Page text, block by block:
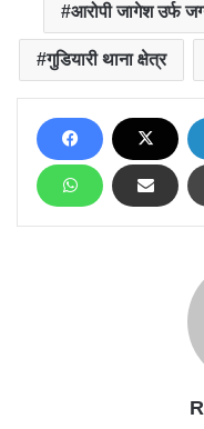
आरोपी जागेश उर्फ
गुडियारी थाना क्षेत्र